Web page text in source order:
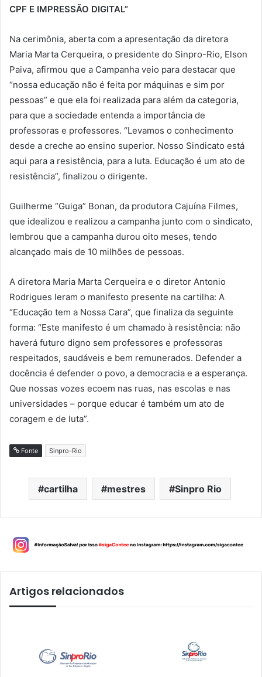
CPF E IMPRESSÃO DIGITAL”
Na cerimônia, aberta com a apresentação da diretora
Maria Marta Cerqueira, o presidente do Sinpro-Rio, Elson
Paiva, afirmou que a Campanha veio para destacar que
“nossa educação não é feita por máquinas e sim por
pessoas” e que ela foi realizada para além da categoria,
para que a sociedade entenda a importância de
professoras e professores. “Levamos o conhecimento
desde a creche ao ensino superior. Nosso Sindicato está
aqui para a resistência, para a luta. Educação é um ato de
resistência”, finalizou o dirigente.
Guilherme “Guiga” Bonan, da produtora Cajuína Filmes,
que idealizou e realizou a campanha junto com o sindicato,
lembrou que a campanha durou oito meses, tendo
alcançado mais de 10 milhões de pessoas.
A diretora Maria Marta Cerqueira e o diretor Antonio
Rodrigues leram o manifesto presente na cartilha: A
“Educação tem a Nossa Cara”, que finaliza da seguinte
forma: “Este manifesto é um chamado à resistência: não
haverá futuro digno sem professores e professoras
respeitados, saudáveis e bem remunerados. Defender a
docência é defender o povo, a democracia e a esperança.
Que nossas vozes ecoem nas ruas, nas escolas e nas
universidades – porque educar é também um ato de
coragem e de luta”.
Fonte Sinpro-Rio
cartilha mestres Sinpro Rio
Artigos relacionados